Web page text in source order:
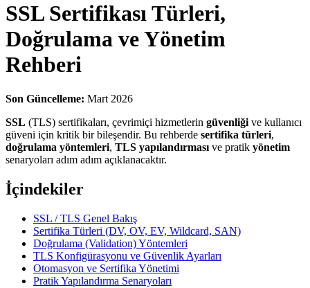
SSL Sertifikası Türleri,
Doğrulama ve Yönetim
Rehberi
Son Güncelleme: Mart 2026
SSL (TLS) sertifikaları, çevrimiçi hizmetlerin güvenliği ve kullanıcı
güveni için kritik bir bileşendir. Bu rehberde sertifika türleri,
doğrulama yöntemleri, TLS yapılandırması ve pratik yönetim
senaryoları adım adım açıklanacaktır.
İçindekiler
SSL / TLS Genel Bakış
Sertifika Türleri (DV, OV, EV, Wildcard, SAN)
Doğrulama (Validation) Yöntemleri
TLS Konfigürasyonu ve Güvenlik Ayarları
Otomasyon ve Sertifika Yönetimi
Pratik Yapılandırma Senaryoları